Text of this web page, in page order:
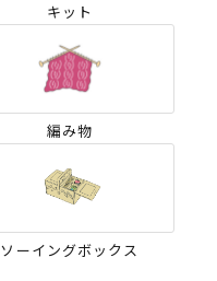
キット
編み物
ソーイングボックス